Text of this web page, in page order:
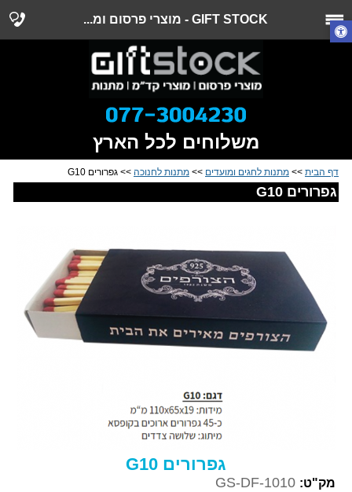
GIFT STOCK - מוצרי פרסום ומ...
משלוחים לכל הארץ
דף הבית >> מתנות לחגים ומועדים >> מתנות לחנוכה >> גפרורים G10
גפרורים G10
גפרורים G10
מק"ט: GS-DF-1010